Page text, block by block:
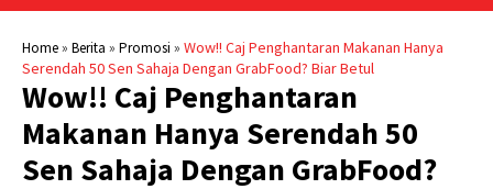
Home» Berita » Promosi » Wow!! Caj Penghantaran Makanan Hanya
Serendah 50 Sen Sahaja Dengan GrabFood? Biar Betul
Wow!! Caj Penghantaran
Makanan Hanya Serendah 50
Sen Sahaja Dengan GrabFood?